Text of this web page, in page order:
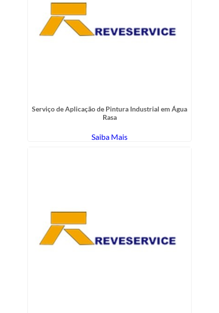
Serviço de Aplicação de Pintura Industrial em Água
Rasa
Saiba Mais